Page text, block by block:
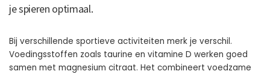
je spieren optimaal.
Bij verschillende sportieve activiteiten merk je verschil.
Voedingsstoffen zoals taurine en vitamine D werken goed
samen met magnesium citraat. Het combineert voedzame